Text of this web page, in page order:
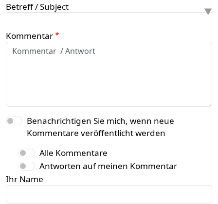
Betreff / Subject
Kommentar
Benachrichtigen Sie mich, wenn neue
Kommentare veröffentlicht werden
Alle Kommentare
Antworten auf meinen Kommentar
Ihr Name